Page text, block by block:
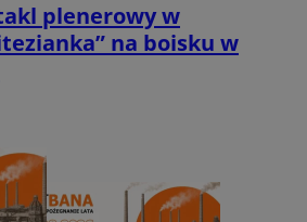
plenerowy w
na boisku w